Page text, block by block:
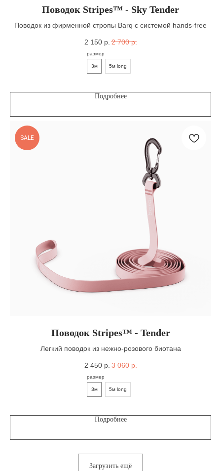
Поводок Stripes™ - Sky Tender
Поводок из фирменной стропы Barq с системой hands-free
2 150 р. 2 700 р.
размер
3м 5м long
Подробнее
SALE
Поводок Stripes™ - Tender
Легкий поводок из нежно-розового биотана
2 450 р. 3 060 р.
размер
3м 5м long
Подробнее
Загрузить ещё